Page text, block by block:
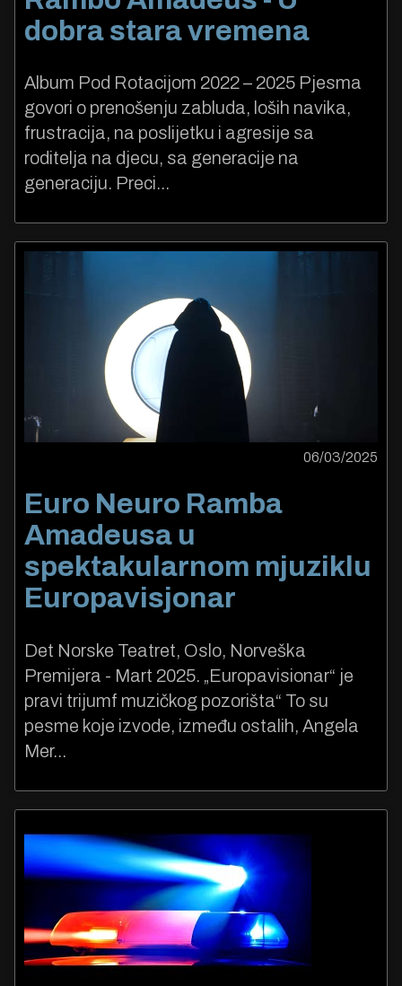
dobra stara vremena
Album Pod Rotacijom 2022 – 2025 Pjesma
govori o prenošenju zabluda, loših navika,
frustracija, na poslijetku i agresije sa
roditelja na djecu, sa generacije na
generaciju. Preci...
06/03/2025
Euro Neuro Ramba
Amadeusa u
spektakularnom mjuziklu
Europavisjonar
Det Norske Teatret, Oslo, Norveška
Premijera - Mart 2025. „Europavisionar“ je
pravi trijumf muzičkog pozorišta“ To su
pesme koje izvode, između ostalih, Angela
Mer...